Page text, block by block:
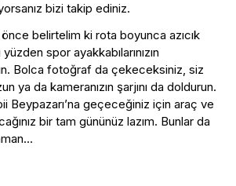
bizi takip ediniz.
önce belirtelim ki rota boyunca azıcık
spor ayakkabılarınızın
Bolca fotoğraf da çekeceksiniz, siz
ya da kameranızın şarjını da doldurun.
Beypazarı’na geçeceğiniz için araç ve
bir tam gününüz lazım. Bunlar da